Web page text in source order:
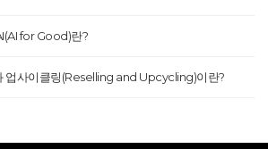
for Good)란?
업사이클링(Reselling and Upcycling)이란?